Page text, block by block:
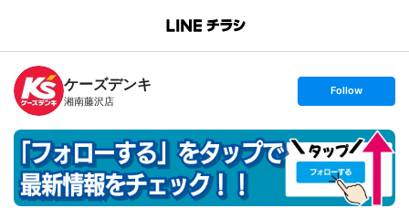
B
n
c
h
T
ケーズデンキ
湘南藤沢店
s
t
o
l
l
o
w
Follow